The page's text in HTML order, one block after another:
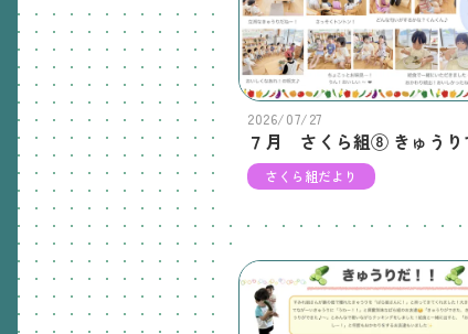
2026/07/27
さくら組だより